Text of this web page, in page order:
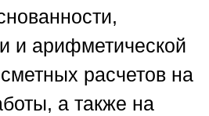
и арифметической
расчетов на
а также на